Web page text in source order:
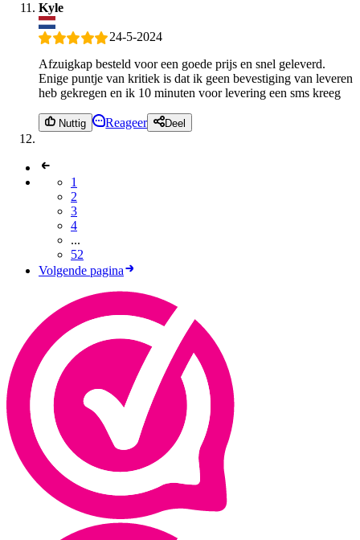
Kyle
24-5-2024
Afzuigkap besteld voor een goede prijs en snel geleverd.
Enige puntje van kritiek is dat ik geen bevestiging van leveren
heb gekregen en ik 10 minuten voor levering een sms kreeg
Nuttig Reageer Deel
1
2
3
4
...
52
Volgende pagina